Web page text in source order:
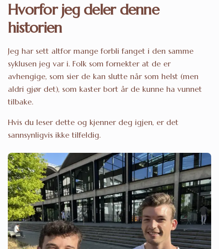
Hvorfor jeg deler denne
historien
Jeg har sett altfor mange forbli fanget i den samme
syklusen jeg var i. Folk som fornekter at de er
avhengige, som sier de kan slutte når som helst (men
aldri gjør det), som kaster bort år de kunne ha vunnet
tilbake.
Hvis du leser dette og kjenner deg igjen, er det
sannsynligvis ikke tilfeldig.